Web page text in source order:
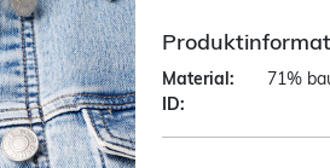
Material:
71%
ID: